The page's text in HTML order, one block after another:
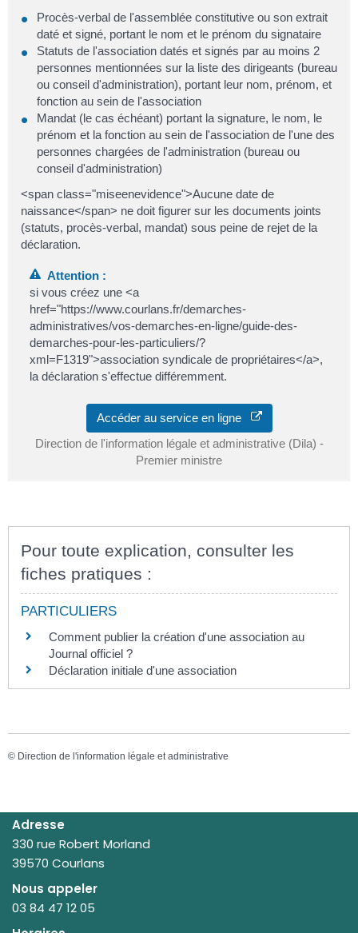
Procès-verbal de l'assemblée constitutive ou son extrait
daté et signé, portant le nom et le prénom du signataire
Statuts de l'association datés et signés par au moins 2
personnes mentionnées sur la liste des dirigeants (bureau
ou conseil d'administration), portant leur nom, prénom, et
fonction au sein de l'association
Mandat (le cas échéant) portant la signature, le nom, le
prénom et la fonction au sein de l'association de l'une des
personnes chargées de l'administration (bureau ou
conseil d'administration)
<span class="miseenevidence">Aucune date de
naissance</span> ne doit figurer sur les documents joints
(statuts, procès-verbal, mandat) sous peine de rejet de la
déclaration.
Attention :
si vous créez une <a
href="https://www.courlans.fr/demarches-
administratives/vos-demarches-en-ligne/guide-des-
demarches-pour-les-particuliers/?
xml=F1319">association syndicale de propriétaires</a>,
la déclaration s'effectue différemment.
Accéder au service en ligne
Direction de l'information légale et administrative (Dila) -
Premier ministre
Pour toute explication, consulter les
fiches pratiques :
PARTICULIERS
Comment publier la création d'une association au
Journal officiel ?
Déclaration initiale d'une association
© Direction de l'information légale et administrative
Adresse
330 rue Robert Morland
39570 Courlans
Nous appeler
03 84 47 12 05